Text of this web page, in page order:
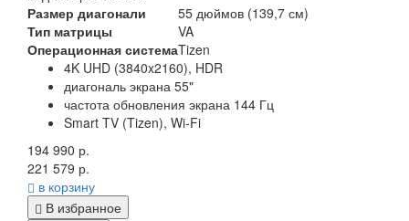
Размер диагонали
55 дюймов (139,7 см)
Тип матрицы
VA
Операционная системаTizen
4K UHD (3840x2160), HDR
диагональ экрана 55"
частота обновления экрана 144 Гц
Smart TV (Tizen), Wi-Fi
194 990 р.
221 579 р.
в корзину
В избранное